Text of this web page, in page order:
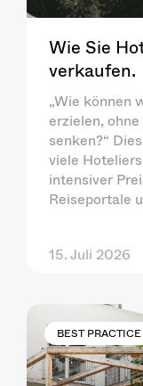
Wie Sie
verkaufen.
„Wie können
erzielen,
senken?“
viele
intensiver
Reiseportale
15. Juli 2026
BEST PRACTICE